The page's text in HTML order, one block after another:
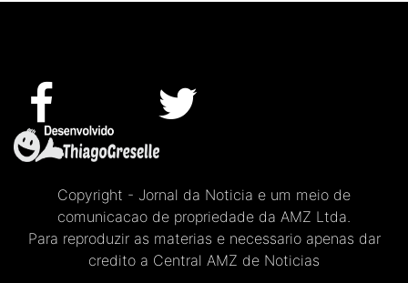
Copyright - Jornal da Noticia e um meio de
comunicacao de propriedade da AMZ Ltda.
Para reproduzir as materias e necessario apenas dar
credito a Central AMZ de Noticias